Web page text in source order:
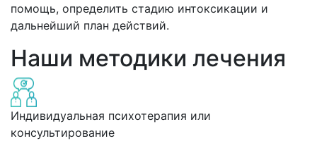
помощь, определить стадию интоксикации и
дальнейший план действий.
Наши методики лечения
Индивидуальная психотерапия или
консультирование